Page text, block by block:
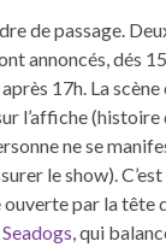
de passage.
annoncés, dés
17h. La
l’affiche (histoire
ne se
le show).
par la tête
, qui